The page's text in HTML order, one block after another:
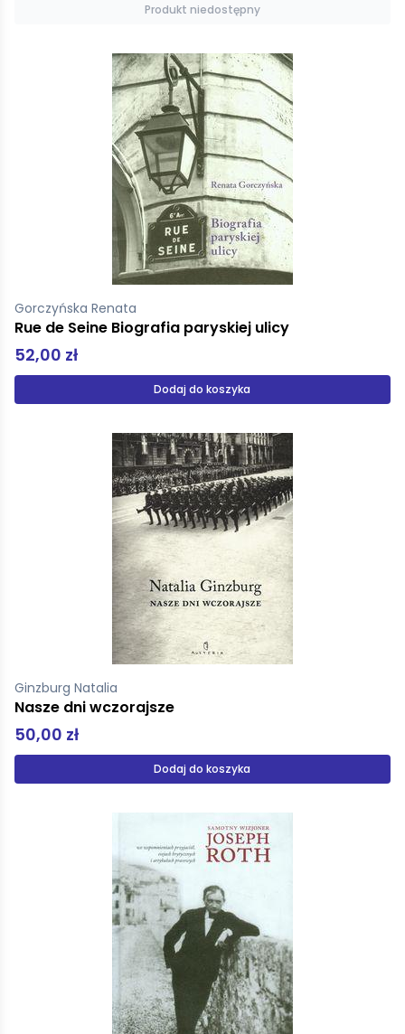
Produkt niedostępny
Gorczyńska Renata
Rue de Seine Biografia paryskiej ulicy
52,00 zł
Dodaj do koszyka
Ginzburg Natalia
Nasze dni wczorajsze
50,00 zł
Dodaj do koszyka